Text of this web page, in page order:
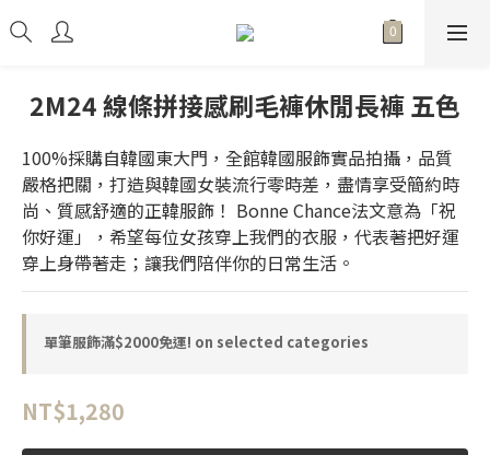
2M24 線條拼接感刷毛褲休閒長褲 五色
100%採購自韓國東大門，全館韓國服飾實品拍攝，品質
嚴格把關，打造與韓國女裝流行零時差，盡情享受簡約時
尚、質感舒適的正韓服飾！ Bonne Chance法文意為「祝
你好運」，希望每位女孩穿上我們的衣服，代表著把好運
穿上身帶著走；讓我們陪伴你的日常生活。
單筆服飾滿$2000免運! on selected categories
NT$1,280